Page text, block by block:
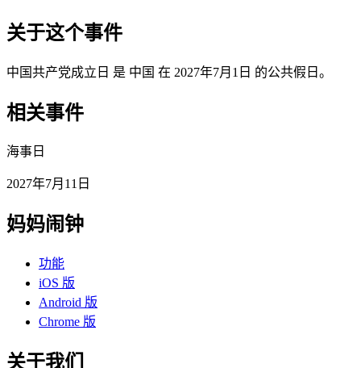
关于这个事件
中国共产党成立日 是 中国 在 2027年7月1日 的公共假日。
相关事件
海事日
2027年7月11日
妈妈闹钟
功能
iOS 版
Android 版
Chrome 版
关于我们